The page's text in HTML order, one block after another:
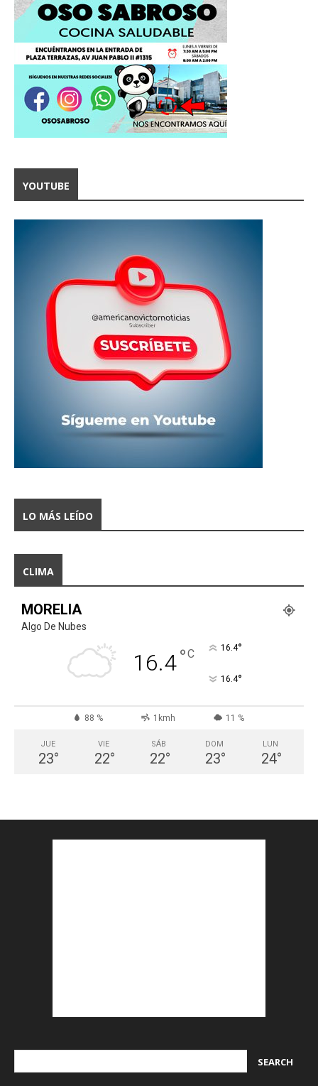
YOUTUBE
LO MÁS LEÍDO
CLIMA
MORELIA
Algo De Nubes
16.4°C 16.4°
16.4°
88 % 1kmh 11 %
JUE
23°
VIE
22°
SÁB
22°
DOM
23°
LUN
24°